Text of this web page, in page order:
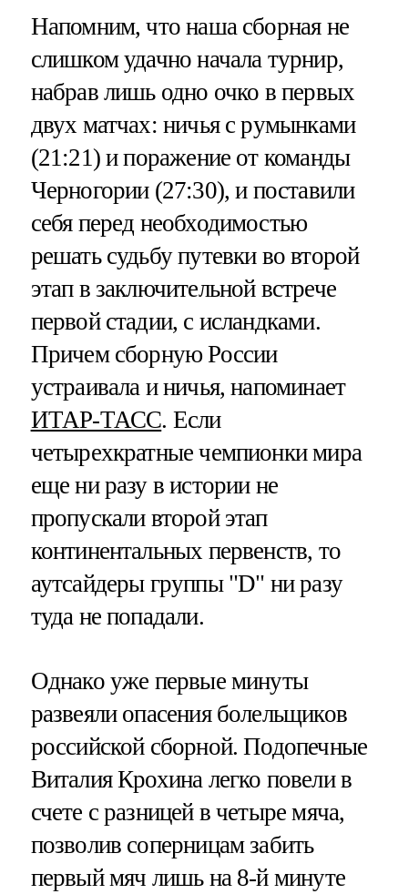
Напомним, что наша сборная не
слишком удачно начала турнир,
набрав лишь одно очко в первых
двух матчах: ничья с румынками
(21:21) и поражение от команды
Черногории (27:30), и поставили
себя перед необходимостью
решать судьбу путевки во второй
этап в заключительной встрече
первой стадии, с исландками.
Причем сборную России
устраивала и ничья, напоминает
ИТАР-ТАСС. Если
четырехкратные чемпионки мира
еще ни разу в истории не
пропускали второй этап
континентальных первенств, то
аутсайдеры группы "D" ни разу
туда не попадали.
Однако уже первые минуты
развеяли опасения болельщиков
российской сборной. Подопечные
Виталия Крохина легко повели в
счете с разницей в четыре мяча,
позволив соперницам забить
первый мяч лишь на 8-й минуте